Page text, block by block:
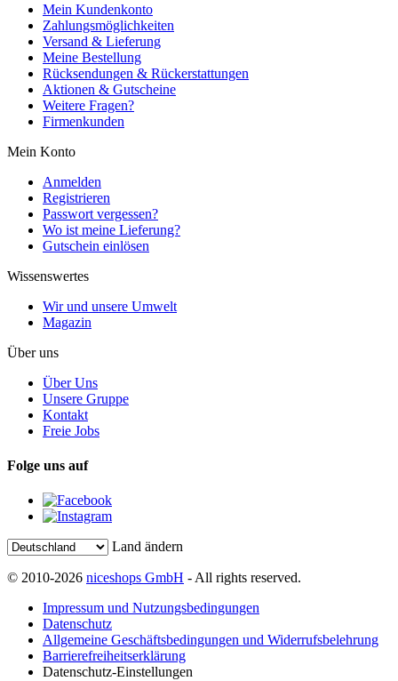
Mein Kundenkonto
Zahlungsmöglichkeiten
Versand & Lieferung
Meine Bestellung
Rücksendungen & Rückerstattungen
Aktionen & Gutscheine
Weitere Fragen?
Firmenkunden
Mein Konto
Anmelden
Registrieren
Passwort vergessen?
Wo ist meine Lieferung?
Gutschein einlösen
Wissenswertes
Wir und unsere Umwelt
Magazin
Über uns
Über Uns
Unsere Gruppe
Kontakt
Freie Jobs
Folge uns auf
Land ändern
© 2010-2026 niceshops GmbH - All rights reserved.
Impressum und Nutzungsbedingungen
Datenschutz
Allgemeine Geschäftsbedingungen und Widerrufsbelehrung
Barrierefreiheitserklärung
Datenschutz-Einstellungen